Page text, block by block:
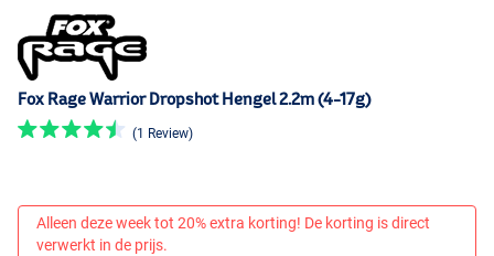
Fox Rage Warrior Dropshot Hengel 2.2m (4-17g)
(1 Review)
Alleen deze week tot 20% extra korting! De korting is direct
verwerkt in de prijs.